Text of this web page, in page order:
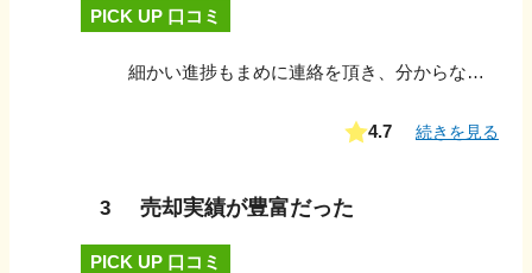
PICK UP 口コミ
細かい進捗もまめに連絡を頂き、分からない点にも迅速な対応を頂き安心して待つことが出来ました。 こちらの希望に沿える対応や回答もはやく親身になって対応頂き満足でした。
4.7 続きを見る
3 売却実績が豊富だった
PICK UP 口コミ